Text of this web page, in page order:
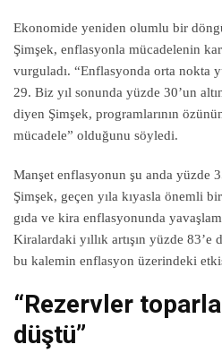
Ekonomide yeniden olumlu bir
Şimşek, enflasyonla mücadelenin
vurguladı. “Enflasyonda orta nokta
29. Biz yıl sonunda yüzde 30’un
diyen Şimşek, programlarının
mücadele” olduğunu söyledi.
Manşet enflasyonun şu anda yüzde
Şimşek, geçen yıla kıyasla önemli
gıda ve kira enflasyonunda
Kiralardaki yıllık artışın yüzde
bu kalemin enflasyon üzerindeki
“Rezervler
düştü”